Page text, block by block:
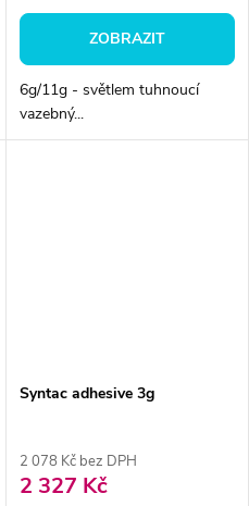
ZOBRAZIT
6g/11g - světlem tuhnoucí
vazebný...
Syntac adhesive 3g
2 078 Kč bez DPH
2 327 Kč